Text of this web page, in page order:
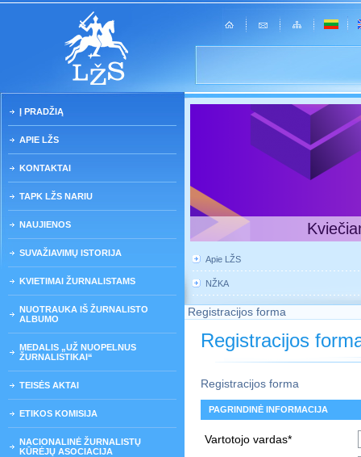
Į PRADŽIĄ
APIE LŽS
KONTAKTAI
TAPK LŽS NARIU
NAUJIENOS
SUVAŽIAVIMŲ ISTORIJA
KVIETIMAI ŽURNALISTAMS
NUOTRAUKA IŠ ŽURNALISTO
ALBUMO
MEDALIS „UŽ NUOPELNUS
ŽURNALISTIKAI“
TEISĖS AKTAI
ETIKOS KOMISIJA
NACIONALINĖ ŽURNALISTŲ
KŪRĖJŲ ASOCIACIJA
Apie LŽS
NŽKA
Registracijos forma
Registracijos
Registracijos forma
PAGRINDINĖ INFORMACIJA
Vartotojo vardas*